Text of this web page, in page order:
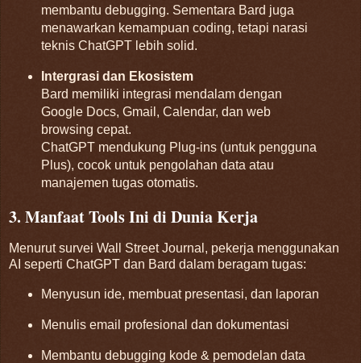
membantu debugging. Sementara Bard juga
menawarkan kemampuan coding, tetapi narasi
teknis ChatGPT lebih solid.
Intergrasi dan Ekosistem
Bard memiliki integrasi mendalam dengan
Google Docs, Gmail, Calendar, dan web
browsing cepat.
ChatGPT mendukung Plug-ins (untuk pengguna
Plus), cocok untuk pengolahan data atau
manajemen tugas otomatis.
3. Manfaat Tools Ini di Dunia Kerja
Menurut survei Wall Street Journal, pekerja menggunakan
AI seperti ChatGPT dan Bard dalam beragam tugas:
Menyusun ide, membuat presentasi, dan laporan
Menulis email profesional dan dokumentasi
Membantu debugging kode & pemodelan data